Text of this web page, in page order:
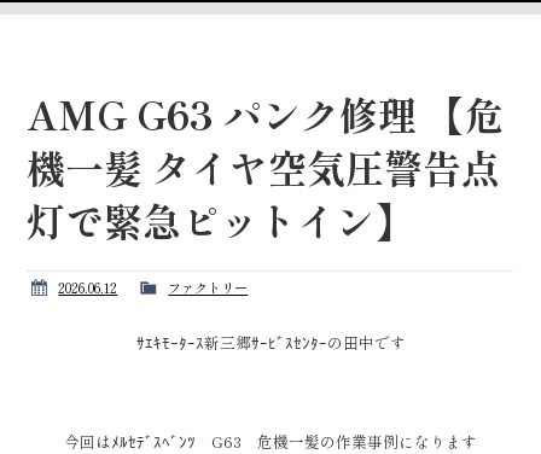
AMG G63 パンク修理 【危
機一髪 タイヤ空気圧警告点
灯で緊急ピットイン】
2026.06.12 ファクトリー
ｻｴｷﾓｰﾀｰｽ新三郷ｻｰﾋﾞｽｾﾝﾀｰの田中です
今回はﾒﾙｾﾃﾞｽﾍﾞﾝﾂ G63 危機一髪の作業事例になります